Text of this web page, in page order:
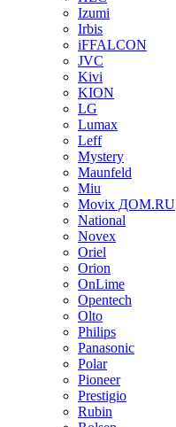
Izumi
Irbis
iFFALCON
JVC
Kivi
KION
LG
Lumax
Leff
Mystery
Maunfeld
Miu
Movix ДОМ.RU
National
Novex
Oriel
Orion
OnLime
Opentech
Olto
Philips
Panasonic
Polar
Pioneer
Prestigio
Rubin